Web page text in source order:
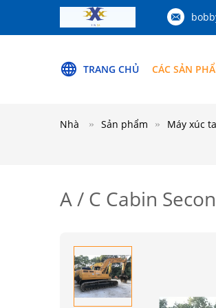
TRANG CHỦ CÁC SẢN
Nhà Sản phẩm Máy xúc
A / C Cabin